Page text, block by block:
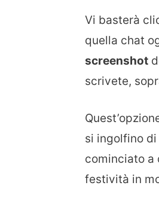
Vi basterà
quella chat
screenshot
scrivete,
si ingolfino
cominciato a
festività in